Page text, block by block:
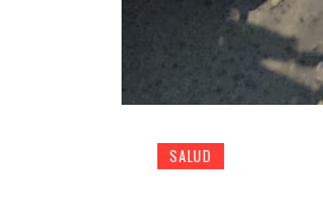
SALUD